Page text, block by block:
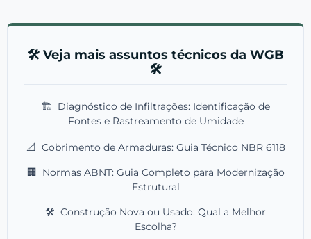
🛠️ Veja mais assuntos técnicos da WGB
🛠️
🏗️ Diagnóstico de Infiltrações: Identificação de
Fontes e Rastreamento de Umidade
📐 Cobrimento de Armaduras: Guia Técnico NBR 6118
🏢 Normas ABNT: Guia Completo para Modernização
Estrutural
🛠️ Construção Nova ou Usado: Qual a Melhor
Escolha?